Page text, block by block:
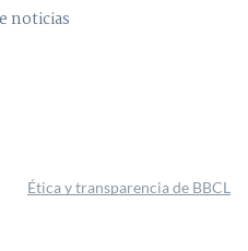
noticias
Ética y transparencia de BBCL